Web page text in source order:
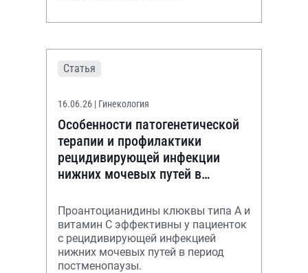
Статья
16.06.26 | Гинекология
Особенности патогенетической
терапии и профилактики
рецидивирующей инфекции
нижних мочевых путей в
Проантоцианидины клюквы типа А и
витамин С эффективны у пациенток
с рецидивирующей инфекцией
нижних мочевых путей в период
постменопаузы.